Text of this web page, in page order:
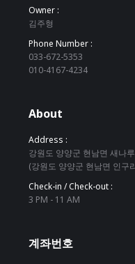
Owner :
김주형
Phone Number :
033-672-5353
010-4167-4234
About
Address :
강원도 양양군 현남면 새나
(강원도 양양군 현남면 인구
Check-in / Check-out :
3 PM - 11 AM
계좌번호